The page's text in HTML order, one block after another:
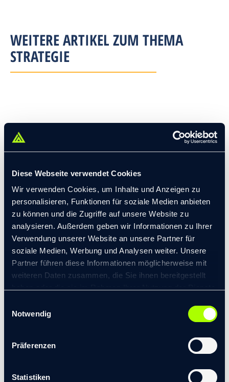
Diese Webseite verwendet Cookies
Wir verwenden Cookies, um Inhalte und Anzeigen zu
personalisieren, Funktionen für soziale Medien anbieten
zu können und die Zugriffe auf unsere Website zu
analysieren. Außerdem geben wir Informationen zu Ihrer
Verwendung unserer Website an unsere Partner für
soziale Medien, Werbung und Analysen weiter. Unsere
Partner führen diese Informationen möglicherweise mit
weiteren Daten zusammen, die Sie ihnen bereitgestellt
© 2026 transformis Consulting SE
Notwendig
Präferenzen
Statistiken
WEITERE ARTIKEL ZUM THEMA
STRATEGIE